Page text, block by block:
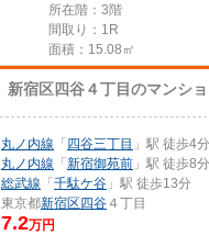
所在階：3階
間取り：1R
面積：15.08㎡
新宿区四谷４丁目のマンシ
丸ノ内線 「 四谷三丁目 」駅 徒歩4分
丸ノ内線 「 新宿御苑前 」駅 徒歩8分
総武線 「 千駄ケ谷 」駅 徒歩13分
東京都新宿区 四谷 ４丁目
7.2万円